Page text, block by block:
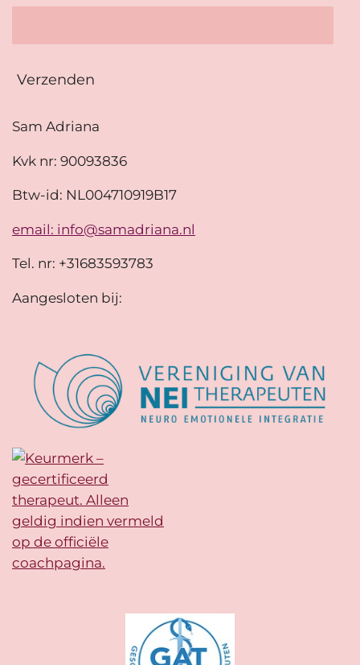
Verzenden
Sam Adriana
Kvk nr: 90093836
Btw-id: NL004710919B17
email: info@samadriana.nl
Tel. nr: +31683593783
Aangesloten bij: